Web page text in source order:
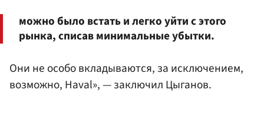
можно было встать и легко уйти с этого
рынка, списав минимальные убытки.
Они не особо вкладываются, за исключением,
возможно, Haval», — заключил Цыганов.